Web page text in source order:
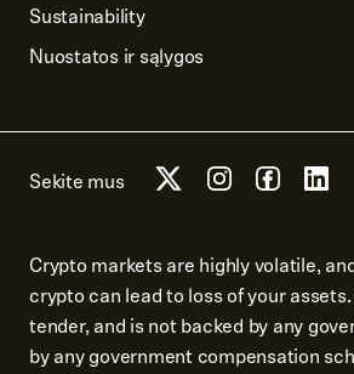
Sustainability
Nuostatos ir sąlygos
Sekite mus
Crypto markets are highly volatile,
crypto can lead to loss of your
tender, and is not backed by any
by any government compensation